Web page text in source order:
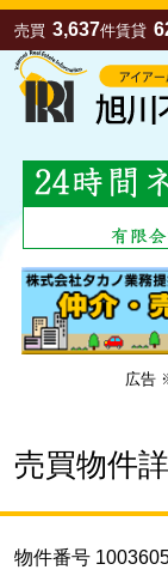
売買 3,637件賃貸
広告
売買物件
物件番号